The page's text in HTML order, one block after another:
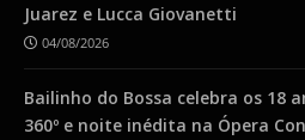
Juarez e Lucca Giovanetti
04/08/2026
Bailinho do Bossa celebra os 18
360º e noite inédita na Ópera